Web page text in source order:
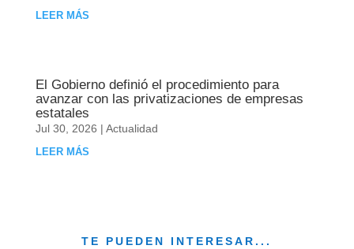
LEER MÁS
El Gobierno definió el procedimiento para
avanzar con las privatizaciones de empresas
estatales
Jul 30, 2026 | Actualidad
LEER MÁS
TE PUEDEN INTERESAR...